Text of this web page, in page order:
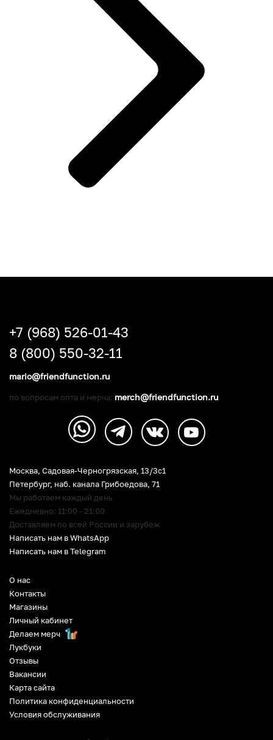
О нас
Контакты
Магазины
Личный кабинет
Делаем мерч
Лукбуки
Отзывы
Вакансии
Карта сайта
Политика конфиденциальности
Условия обслуживания
Москва, Садовая-Черногрязская, 13/3c1
Петербург, наб. канала Грибоедова, 71
Мы работаем каждый день
Ежедневно: 11:00 - 21:00
Доставляем по всей России и зарубеж
Написать нам в WhatsApp
Написать нам в Telegram
+7 (968) 526-01-43
8 (800) 550-32-11
mario@friendfunction.ru
по вопросам опта и мерча: merch@friendfunction.ru